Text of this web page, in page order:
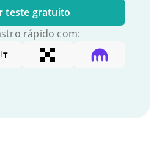
teste gratuito
rápido com: